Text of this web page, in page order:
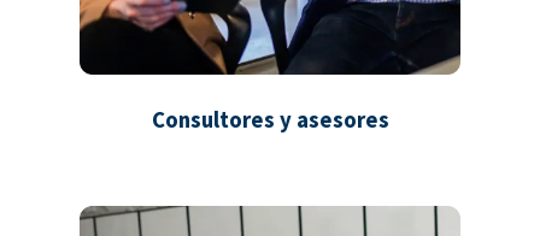
Consultores y asesores